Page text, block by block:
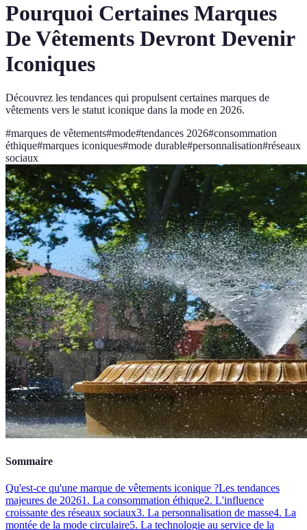
Pourquoi Certaines Marques
De Vêtements Devront Devenir
Iconiques
Découvrez les tendances qui propulsent certaines marques de
vêtements vers le statut iconique dans la mode en 2026.
#marques de vêtements#mode#tendances 2026#consommation
éthique#marques iconiques#mode durable#personnalisation#réseaux
sociaux
Sommaire
Qu'est-ce qu'une marque de vêtements iconique ?Les tendances
majeures de 20261. La consommation éthique2. L'influence
croissante des réseaux sociaux3. La personnalisation de masse4. La
montée de la mode circulaire5. La technologie au service de la